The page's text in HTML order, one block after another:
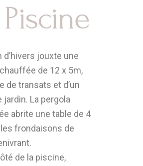
d’hivers jouxte une
de 12 x 5m,
de transats et d’un
jardin. La pergola
abrite une table de 4
frondaisons de
de la piscine,